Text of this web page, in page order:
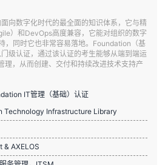
向数字化时代的最全面的知识体系，它与精
）和DevOps高度兼容，它能对组织的数字
，同时它也非常容易落地。Foundation（基
级认证，通过该认证的考生能够从端到端运
理，从而创建、交付和持续改进技术支持产
IT管理（基础）认证
Technology Infrastructure Library
& AXELOS